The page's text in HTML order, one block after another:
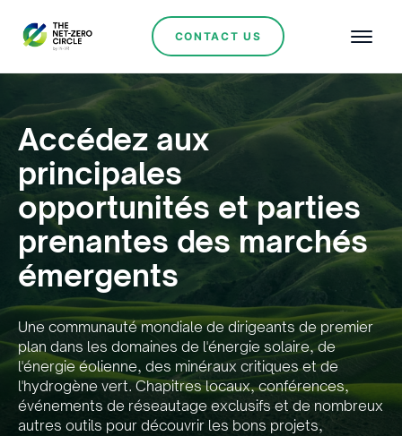
CONTACT US
Accédez aux
principales
opportunités et parties
prenantes des marchés
émergents
Une communauté mondiale de dirigeants de premier
plan dans les domaines de l'énergie solaire, de
l'énergie éolienne, des minéraux critiques et de
l'hydrogène vert. Chapitres locaux, conférences,
événements de réseautage exclusifs et de nombreux
autres outils pour découvrir les bons projets,